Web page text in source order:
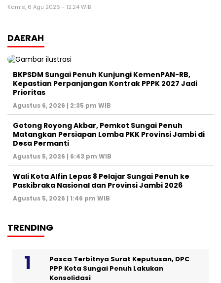
Kamis, 6 Agu 2026 - 12:24 WIB
DAERAH
BKPSDM Sungai Penuh Kunjungi KemenPAN-RB,
Kepastian Perpanjangan Kontrak PPPK 2027 Jadi
Prioritas
Agustus 6, 2026 | 2:35 pm WIB
Gotong Royong Akbar, Pemkot Sungai Penuh
Matangkan Persiapan Lomba PKK Provinsi Jambi di
Desa Permanti
Agustus 5, 2026 | 6:43 pm WIB
Wali Kota Alfin Lepas 8 Pelajar Sungai Penuh ke
Paskibraka Nasional dan Provinsi Jambi 2026
Agustus 5, 2026 | 1:46 pm WIB
TRENDING
Pasca Terbitnya Surat Keputusan, DPC
PPP Kota Sungai Penuh Lakukan
Konsolidasi